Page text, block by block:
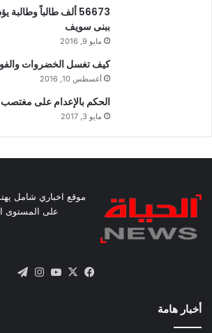
56673 ألف طالباً
ببنى سويف
مايو 9, 2016
كيف تغسل الخضروات
أغسطس 10, 2016
الحكم بالإعدام على مغتصب
مايو 3, 2017
موقع اخباري شامل
على المستوى
فيسبوك
X يوتيوبانستقرام
أخبار هامة